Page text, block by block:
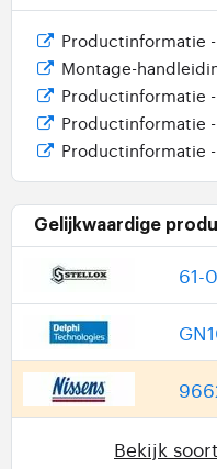
Productinformatie -
Montage-
Productinformatie
Productinformatie
Productinformatie
Gelijkwaardige
61-
Bekijk